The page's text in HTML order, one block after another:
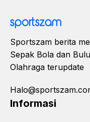
Sportszam berita
Sepak Bola dan
Olahraga terupdate
Informasi